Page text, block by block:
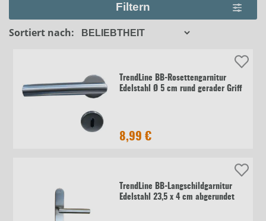
Filtern
Sortiert nach:
TrendLine BB-Rosettengarnitur
Edelstahl Ø 5 cm rund gerader Griff
8,99 €
TrendLine BB-Langschildgarnitur
Edelstahl 23,5 x 4 cm abgerundet